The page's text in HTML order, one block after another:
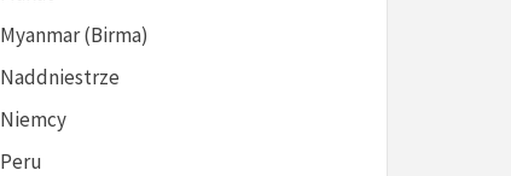
Myanmar (Birma)
Naddniestrze
Niemcy
Peru